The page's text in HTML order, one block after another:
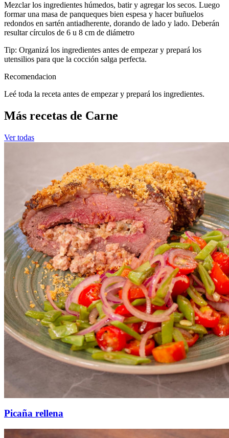
Mezclar los ingredientes húmedos, batir y agregar los secos. Luego
formar una masa de panqueques bien espesa y hacer buñuelos
redondos en sartén antiadherente, dorando de lado y lado. Deberán
resultar círculos de 6 u 8 cm de diámetro
Tip: Organizá los ingredientes antes de empezar y prepará los
utensilios para que la cocción salga perfecta.
Recomendacion
Leé toda la receta antes de empezar y prepará los ingredientes.
Más recetas de Carne
Ver todas
Picaña rellena